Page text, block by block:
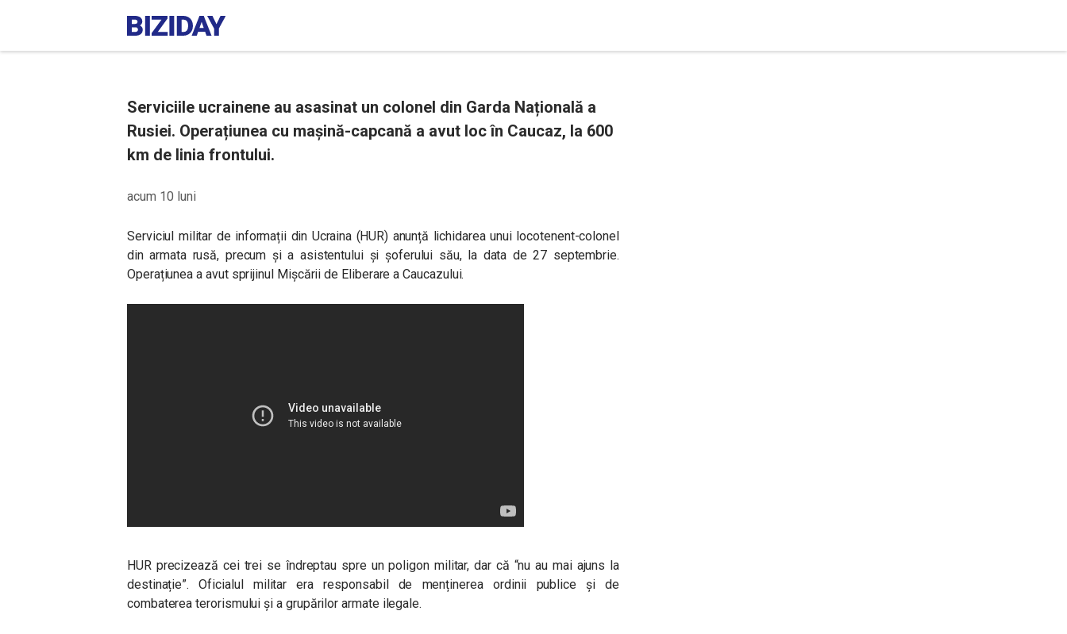
Serviciile ucrainene au asasinat un colonel din Garda Națională a
Rusiei. Operațiunea cu mașină-capcană a avut loc în Caucaz, la 600
km de linia frontului.
acum 10 luni
Serviciul militar de informații din Ucraina (HUR) anunță lichidarea unui locotenent-colonel
din armata rusă, precum și a asistentului și șoferului său, la data de 27 septembrie.
Operațiunea a avut sprijinul Mișcării de Eliberare a Caucazului.
HUR precizează cei trei se îndreptau spre un poligon militar, dar că “nu au mai ajuns la
destinație”. Oficialul militar era responsabil de menținerea ordinii publice și de
combaterea terorismului și a grupărilor armate ilegale.